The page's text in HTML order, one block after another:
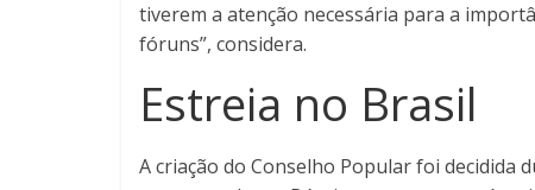
tiverem a atenção necessária para a
fóruns”, considera.
Estreia no Brasil
A criação do Conselho Popular foi decidida